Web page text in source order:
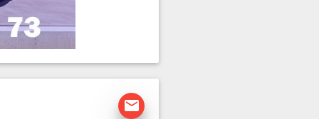
mail